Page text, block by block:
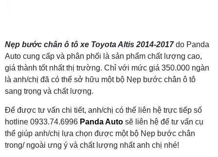
Nẹp bước chân ô tô xe Toyota Altis 2014-2017do Panda
Auto cung cấp và phân phối là sản phẩm chất lượng cao,
giá thành tốt nhất thị trường. Chỉ với mức giá 350.000 ngàn
là anh/chị đã có thể sở hữu một bộ Nẹp bước chân ô tô
sang trọng và chất lượng.
Để được tư vấn chi tiết, anh/chị có thể liên hệ trực tiếp số
hotline 0933.74.6996 Panda Auto sẽ liên hệ để tư vấn cụ
thể giúp anh/chị lựa chọn được một bộ Nẹp bước chân
trong/ ngoài ưng ý và chất lượng nhất anh chị nhé!